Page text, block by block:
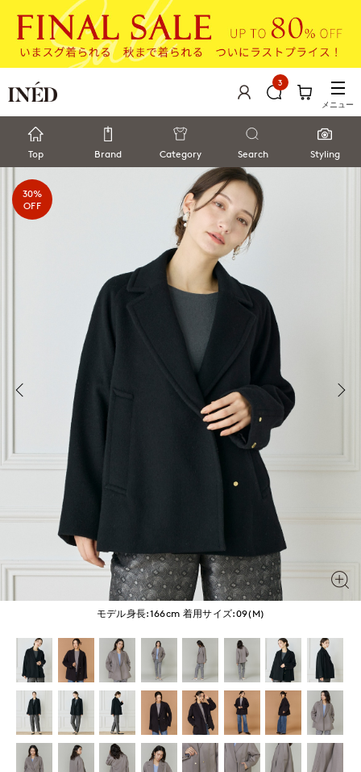
3
メニュー
Top Brand Category Search Styling
モデル身長:166cm 着用サイズ:09(M)
30%
OFF